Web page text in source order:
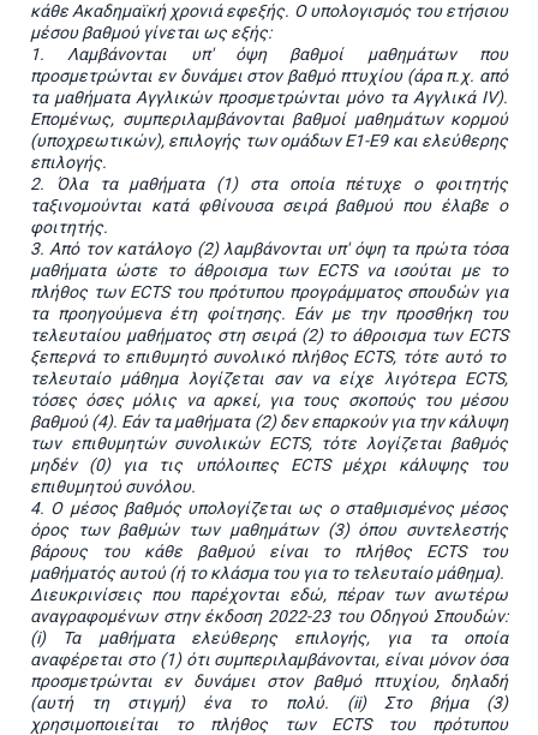
κάθε Ακαδημαϊκή χρονιά εφεξής. Ο υπολογισμός του ετήσιου
μέσου βαθμού γίνεται ως εξής:
1. Λαμβάνονται υπ' όψη βαθμοί μαθημάτων που
προσμετρώνται εν δυνάμει στον βαθμό πτυχίου (άρα π.χ. από
τα μαθήματα Αγγλικών προσμετρώνται μόνο τα Αγγλικά IV).
Επομένως, συμπεριλαμβάνονται βαθμοί μαθημάτων κορμού
(υποχρεωτικών), επιλογής των ομάδων Ε1-Ε9 και ελεύθερης
επιλογής.
2. Όλα τα μαθήματα (1) στα οποία πέτυχε ο φοιτητής
ταξινομούνται κατά φθίνουσα σειρά βαθμού που έλαβε ο
φοιτητής.
3. Από τον κατάλογο (2) λαμβάνονται υπ' όψη τα πρώτα τόσα
μαθήματα ώστε το άθροισμα των ECTSνα ισούται με το
πλήθος των ECTSτου πρότυπου προγράμματος σπουδών για
τα προηγούμενα έτη φοίτησης. Εάν με την προσθήκη του
τελευταίου μαθήματος στη σειρά (2) το άθροισμα των ECTS
ξεπερνά το επιθυμητό συνολικό πλήθος ECTS, τότε αυτό το
τελευταίο μάθημα λογίζεται σαν να είχε λιγότερα ECTS,
τόσες όσες μόλις να αρκεί, για τους σκοπούς του μέσου
βαθμού (4). Εάν τα μαθήματα (2) δεν επαρκούν για την κάλυψη
των επιθυμητών συνολικών ECTS, τότε λογίζεται βαθμός
μηδέν (0) για τις υπόλοιπες ECTSμέχρι κάλυψης του
επιθυμητού συνόλου.
4. Ο μέσος βαθμός υπολογίζεται ως ο σταθμισμένος μέσος
όρος των βαθμών των μαθημάτων (3) όπου συντελεστής
βάρους του κάθε βαθμού είναι το πλήθος ECTSτου
μαθήματός αυτού (ή το κλάσμα του για το τελευταίο μάθημα).
Διευκρινίσεις που παρέχονται εδώ, πέραν των ανωτέρω
αναγραφομένων στην έκδοση 2022-23 του Οδηγού Σπουδών:
(i) Τα μαθήματα ελεύθερης επιλογής, για τα οποία
αναφέρεται στο (1) ότι συμπεριλαμβάνονται, είναι μόνον όσα
προσμετρώνται εν δυνάμει στον βαθμό πτυχίου, δηλαδή
(αυτή τη στιγμή) ένα το πολύ. (ii) Στο βήμα (3)
χρησιμοποιείται το πλήθος των ECTSτου πρότυπου